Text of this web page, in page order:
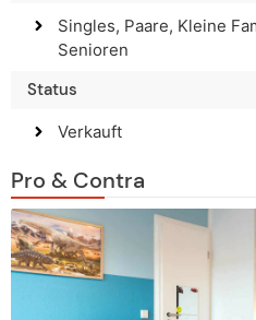
Singles, Paare, Kleine
Senioren
Status
Verkauft
Pro & Contra